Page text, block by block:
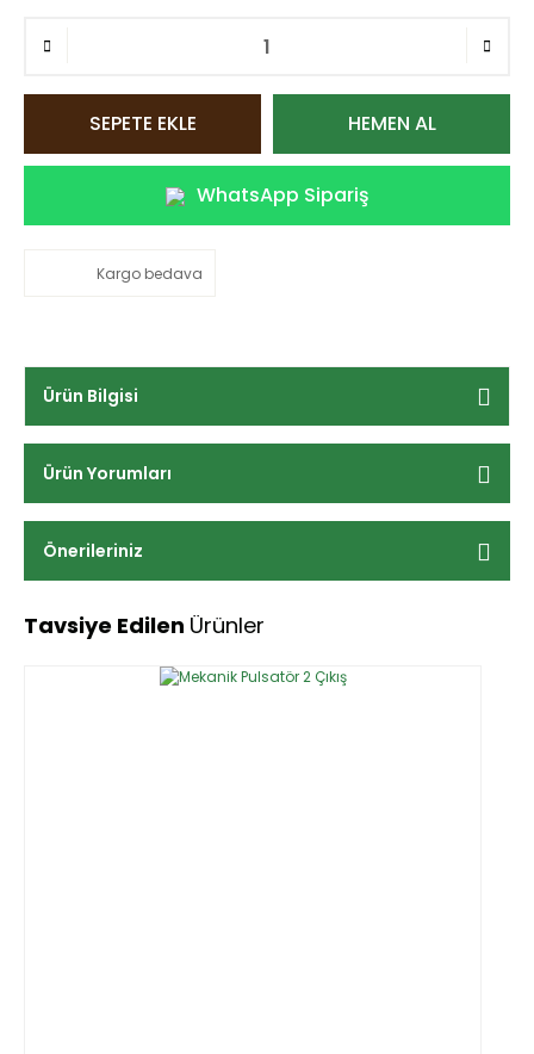
SEPETE EKLE HEMEN AL
WhatsApp Sipariş
Kargo bedava
Ürün Bilgisi
Ürün Yorumları
Önerileriniz
Tavsiye Edilen Ürünler